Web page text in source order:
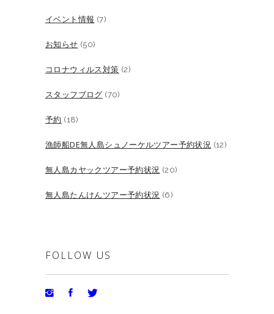
イベント情報 (7)
お知らせ (50)
コロナウィルス対策 (2)
スタッフブログ (70)
予約 (18)
漁師船DE無人島シュノーケルツアー予約状況 (12)
無人島カヤックツアー予約状況 (20)
無人島たんけんツアー予約状況 (6)
FOLLOW US